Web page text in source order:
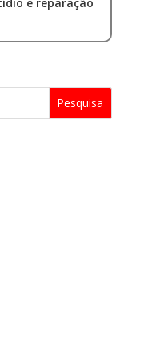
e reparação
Pesquisa